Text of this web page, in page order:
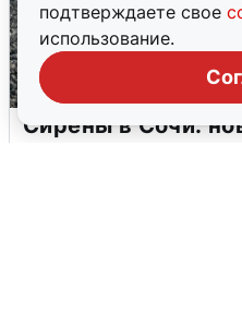
подтверждаете свое
использование.
Сирены в Сочи: